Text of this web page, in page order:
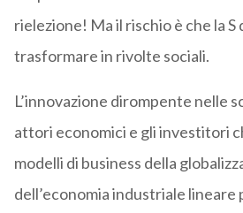
rielezione! Ma il rischio è che la S
trasformare in rivolte sociali.
L’innovazione dirompente nelle
attori economici e gli investitori
modelli di business della
dell’economia industriale